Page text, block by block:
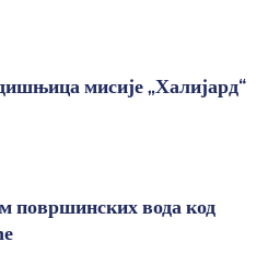
мисије „Халијард“
површинских вода код